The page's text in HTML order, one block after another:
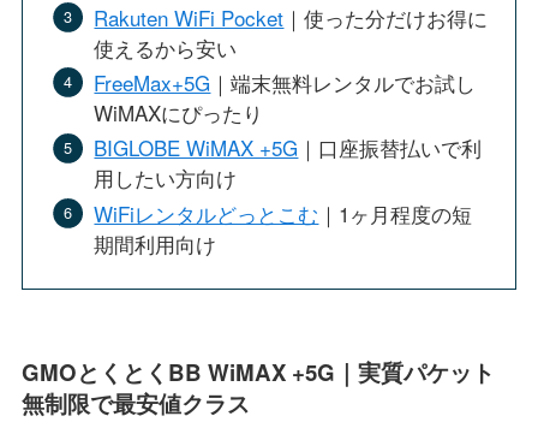
Rakuten WiFi Pocket ｜使った分だけお得に
使えるから安い
FreeMax+5G ｜端末無料レンタルでお試し
WiMAXにぴったり
BIGLOBE WiMAX +5G ｜口座振替払いで利
用したい方向け
WiFiレンタルどっとこむ ｜1ヶ月程度の短
期間利用向け
GMOとくとくBB WiMAX +5G｜実質パケット
無制限で最安値クラス